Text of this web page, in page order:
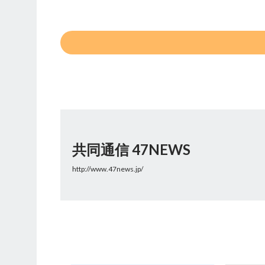
共同通信 47NEWS
http://www.47news.jp/